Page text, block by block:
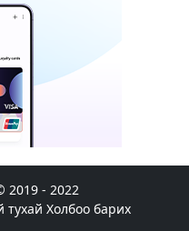
гэрээсээ гарсан 10
өдрөө хайж байна
авахыг сануулав
2019 - 2022
тухай Холбоо барих